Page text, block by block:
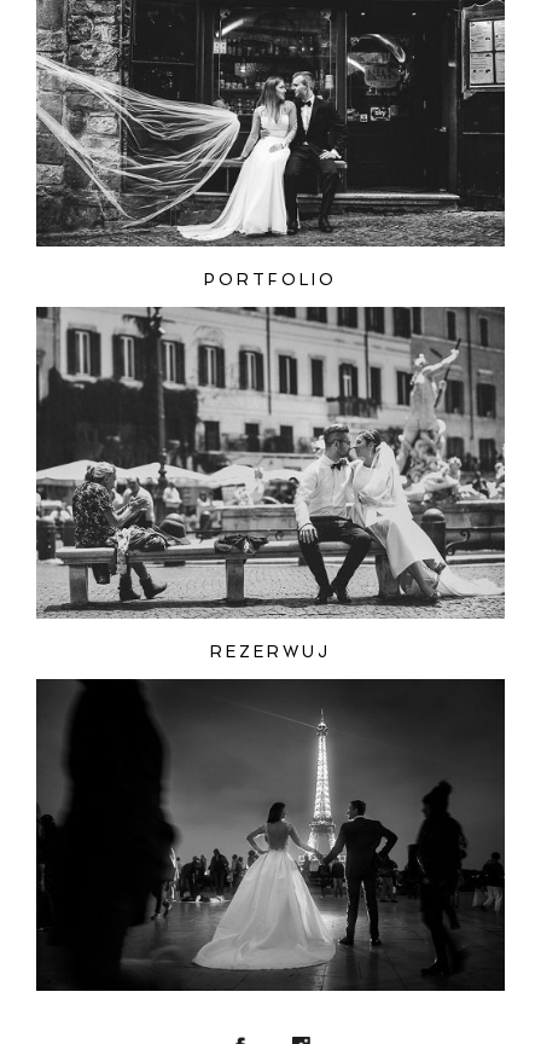
ZAMIEŚĆ KOMENTARZ
PORTFOLIO
REZERWUJ